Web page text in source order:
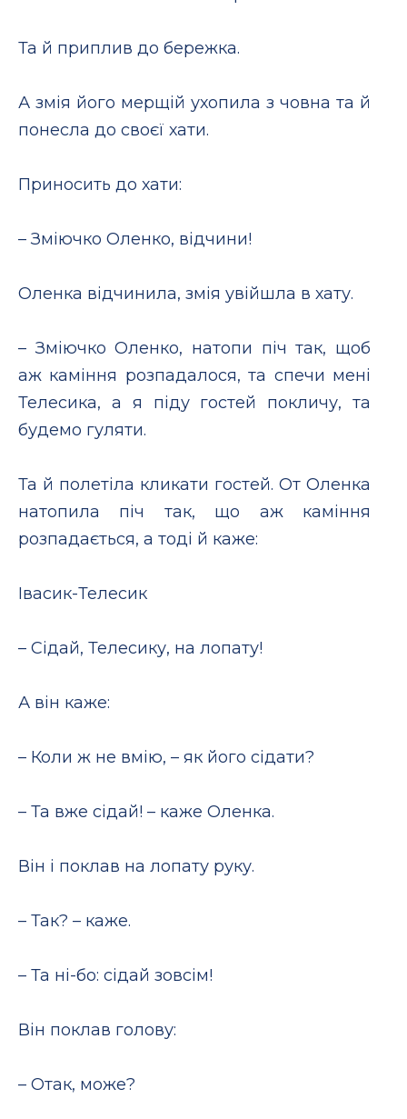
Та й приплив до бережка.
А змія його мерщій ухопила з човна та й
понесла до своєї хати.
Приносить до хати:
– Зміючко Оленко, відчини!
Оленка відчинила, змія увійшла в хату.
– Зміючко Оленко, натопи піч так, щоб
аж каміння розпадалося, та спечи мені
Телесика, а я піду гостей покличу, та
будемо гуляти.
Та й полетіла кликати гостей. От Оленка
натопила піч так, що аж каміння
розпадається, а тоді й каже:
Iвасик-Телесик
– Сідай, Телесику, на лопату!
А він каже:
– Коли ж не вмію, – як його сідати?
– Та вже сідай! – каже Оленка.
Він і поклав на лопату руку.
– Так? – каже.
– Та ні-бо: сідай зовсім!
Він поклав голову:
– Отак, може?